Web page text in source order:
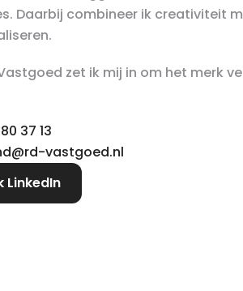
Daarbij combineer ik creativiteit
Vastgoed zet ik mij in om het merk
37 13
vastgoed.nl
LinkedIn